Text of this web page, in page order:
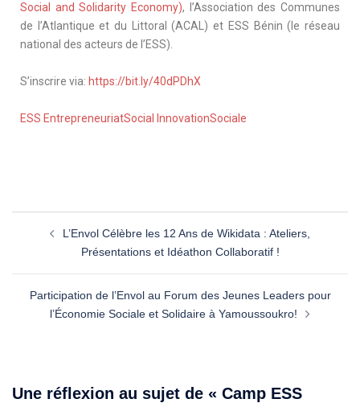
Social and Solidarity Economy), l’Association des Communes
de l’Atlantique et du Littoral (ACAL) et ESS Bénin (le réseau
national des acteurs de l’ESS).
S’inscrire via: https://bit.ly/40dPDhX
ESS EntrepreneuriatSocial InnovationSociale
L’Envol Célèbre les 12 Ans de Wikidata : Ateliers,
Présentations et Idéathon Collaboratif !
Participation de l’Envol au Forum des Jeunes Leaders pour
l’Économie Sociale et Solidaire à Yamoussoukro!
Une réflexion au sujet de « Camp ESS